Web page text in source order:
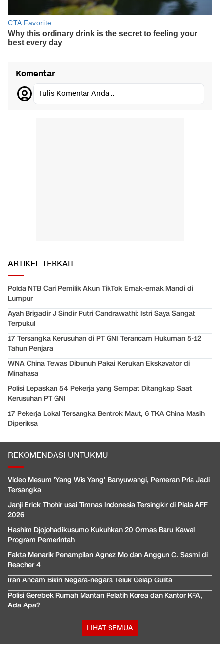
Komentar
Tulis Komentar Anda...
ARTIKEL TERKAIT
Polda NTB Cari Pemilik Akun TikTok Emak-emak Mandi di
Lumpur
Ayah Brigadir J Sindir Putri Candrawathi: Istri Saya Sangat
Terpukul
17 Tersangka Kerusuhan di PT GNI Terancam Hukuman 5-12
Tahun Penjara
WNA China Tewas Dibunuh Pakai Kerukan Ekskavator di
Minahasa
Polisi Lepaskan 54 Pekerja yang Sempat Ditangkap Saat
Kerusuhan PT GNI
17 Pekerja Lokal Tersangka Bentrok Maut, 6 TKA China Masih
Diperiksa
REKOMENDASI UNTUKMU
Video Mesum 'Yang Wis Yang' Banyuwangi, Pemeran Pria Jadi
Tersangka
Janji Erick Thohir usai Timnas Indonesia Tersingkir di Piala AFF
2026
Hashim Djojohadikusumo Kukuhkan 20 Ormas Baru Kawal
Program Pemerintah
Fakta Menarik Penampilan Agnez Mo dan Anggun C. Sasmi di
Reacher 4
Iran Ancam Bikin Negara-negara Teluk Gelap Gulita
Polisi Gerebek Rumah Mantan Pelatih Korea dan Kantor KFA,
Ada Apa?
LIHAT SEMUA